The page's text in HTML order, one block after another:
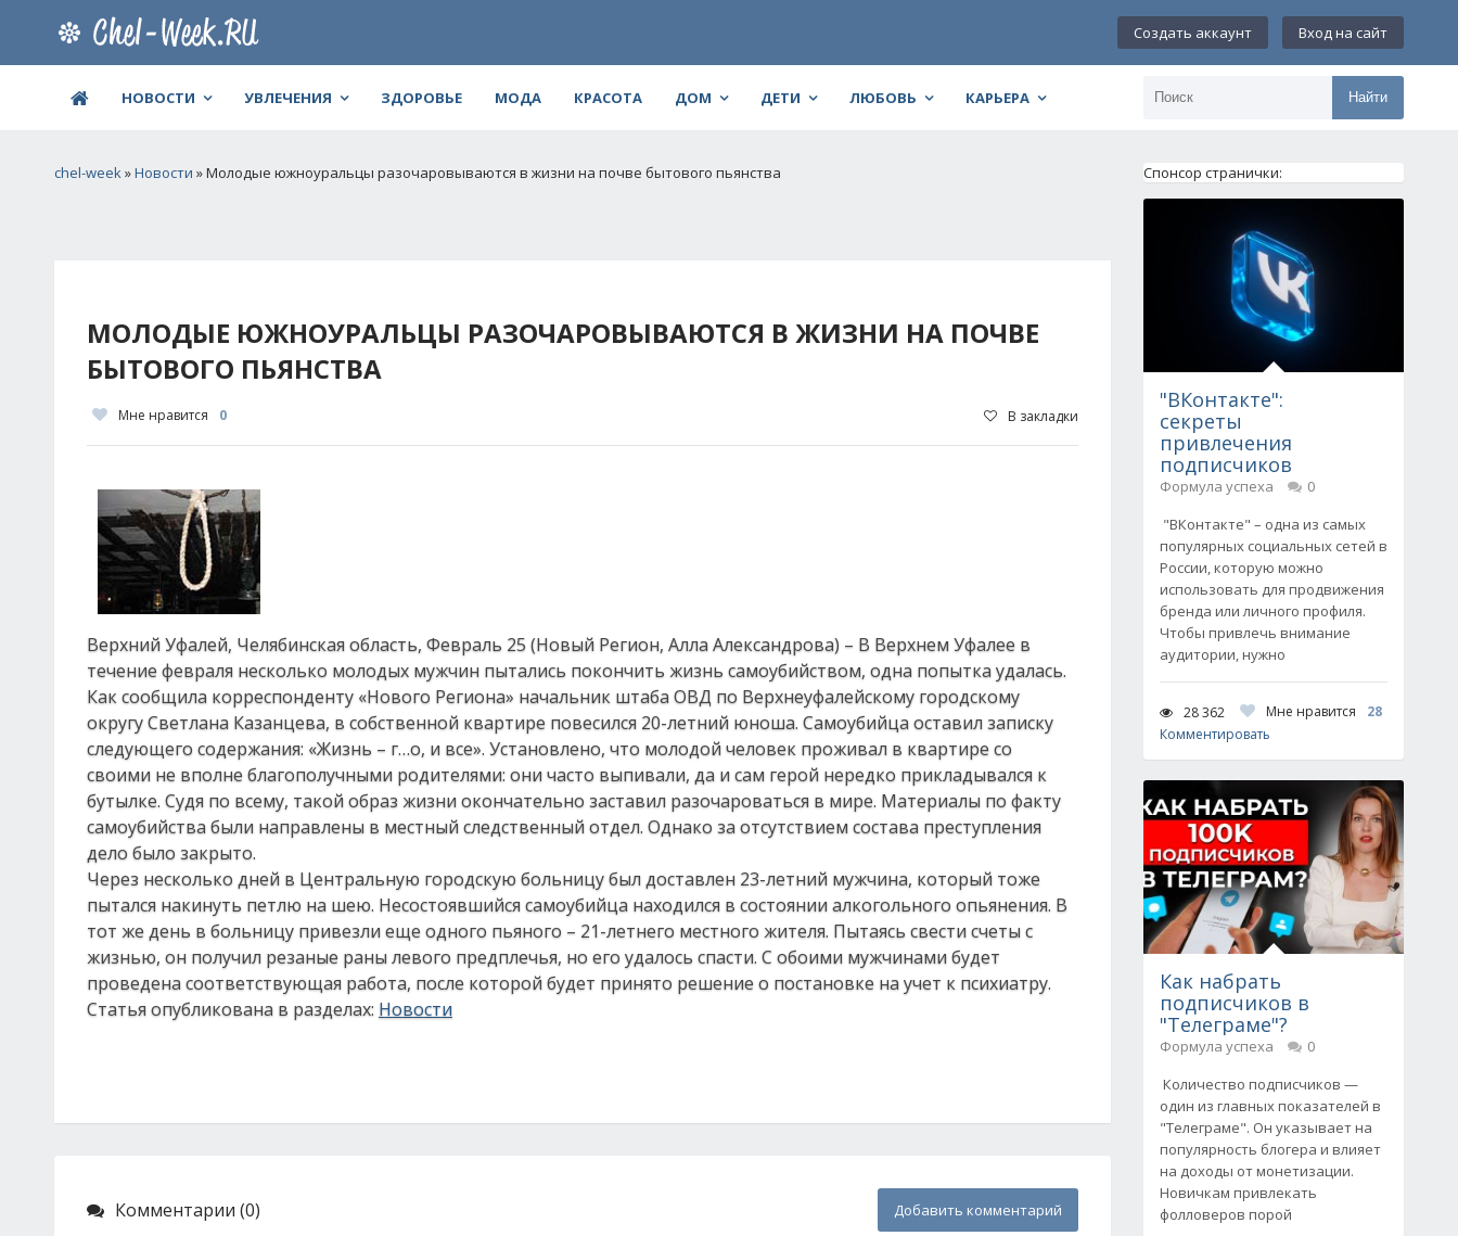
Создать аккаунт Вход на сайт
НОВОСТИ УВЛЕЧЕНИЯ ЗДОРОВЬЕ МОДА КРАСОТА ДОМ ДЕТИ ЛЮБОВЬ КАРЬЕРА Найти
chel-week»Новости » Молодые южноуральцы разочаровываются в жизни на почве бытового пьянства
МОЛОДЫЕ ЮЖНОУРАЛЬЦЫ РАЗОЧАРОВЫВАЮТСЯ В ЖИЗНИ НА ПОЧВЕ
БЫТОВОГО ПЬЯНСТВА
Мне нравится 0 В закладки
Верхний Уфалей, Челябинская область, Февраль 25 (Новый Регион, Алла Александрова) – В Верхнем Уфалее в
течение февраля несколько молодых мужчин пытались покончить жизнь самоубийством, одна попытка удалась.
Как сообщила корреспонденту «Нового Региона» начальник штаба ОВД по Верхнеуфалейскому городскому
округу Светлана Казанцева, в собственной квартире повесился 20-летний юноша. Самоубийца оставил записку
следующего содержания: «Жизнь – г…о, и все». Установлено, что молодой человек проживал в квартире со
своими не вполне благополучными родителями: они часто выпивали, да и сам герой нередко прикладывался к
бутылке. Судя по всему, такой образ жизни окончательно заставил разочароваться в мире. Материалы по факту
самоубийства были направлены в местный следственный отдел. Однако за отсутствием состава преступления
дело было закрыто.
Через несколько дней в Центральную городскую больницу был доставлен 23-летний мужчина, который тоже
пытался накинуть петлю на шею. Несостоявшийся самоубийца находился в состоянии алкогольного опьянения. В
тот же день в больницу привезли еще одного пьяного – 21-летнего местного жителя. Пытаясь свести счеты с
жизнью, он получил резаные раны левого предплечья, но его удалось спасти. С обоими мужчинами будет
проведена соответствующая работа, после которой будет принято решение о постановке на учет к психиатру.
Статья опубликована в разделах: Новости
Комментарии (0) Добавить комментарий
Спонсор странички:
"ВКонтакте":
секреты
привлечения
подписчиков
Формула успеха
0
"ВКонтакте" – одна из самых
популярных социальных сетей в
России, которую можно
использовать для продвижения
бренда или личного профиля.
Чтобы привлечь внимание
аудитории, нужно
28 362 Мне нравится
28
Комментировать
Как набрать
подписчиков в
"Телеграме"?
Формула успеха
0
Количество подписчиков —
один из главных показателей в
"Телеграме". Он указывает на
популярность блогера и влияет
на доходы от монетизации.
Новичкам привлекать
фолловеров порой